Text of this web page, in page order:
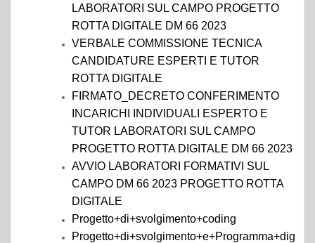
LABORATORI SUL CAMPO PROGETTO
ROTTA DIGITALE DM 66 2023
VERBALE COMMISSIONE TECNICA
CANDIDATURE ESPERTI E TUTOR
ROTTA DIGITALE
FIRMATO_DECRETO CONFERIMENTO
INCARICHI INDIVIDUALI ESPERTO E
TUTOR LABORATORI SUL CAMPO
PROGETTO ROTTA DIGITALE DM 66 2023
AVVIO LABORATORI FORMATIVI SUL
CAMPO DM 66 2023 PROGETTO ROTTA
DIGITALE
Progetto+di+svolgimento+coding
Progetto+di+svolgimento+e+Programma+dig